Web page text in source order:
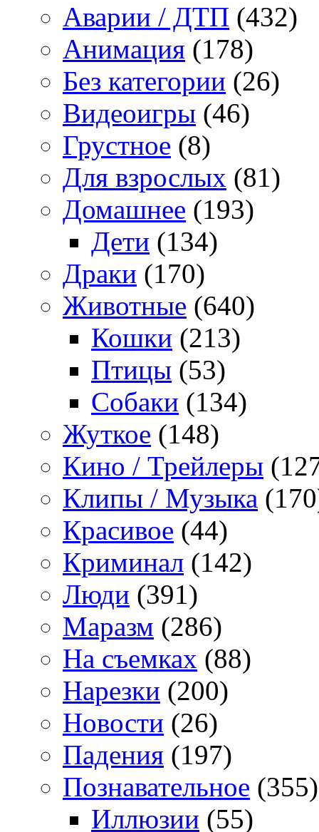
Аварии / ДТП (432)
Анимация (178)
Без категории (26)
Видеоигры (46)
Грустное (8)
Для взрослых (81)
Домашнее (193)
Дети (134)
Драки (170)
Животные (640)
Кошки (213)
Птицы (53)
Собаки (134)
Жуткое (148)
Кино / Трейлеры
Клипы / Музыка
Красивое (44)
Криминал (142)
Люди (391)
Маразм (286)
На съемках (88)
Нарезки (200)
Новости (26)
Падения (197)
Познавательное (355)
Иллюзии (55)